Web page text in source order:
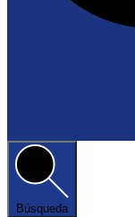
Búsqueda